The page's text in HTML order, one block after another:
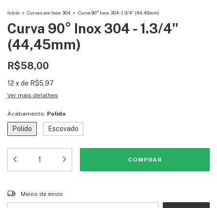
Início > Curvas em Inox 304 > Curva 90° Inox 304 - 1.3/4" (44,45mm)
Curva 90° Inox 304 - 1.3/4"
(44,45mm)
R$58,00
12 x de R$5,97
Ver mais detalhes
Acabamento: Polido
Polido Escovado
Entregas para o CEP:
Meios de envio